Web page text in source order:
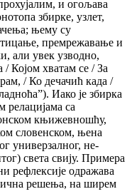
и огољава
збирке, узлет,
њему су
премрежавање и
али увек узводно,
Којом хватам се / За
/ Ко дечачић када /
Иако је збирка
релацијама са
књижевношћу,
словенском, њена
универзалног, не-
света свију. Примера
рефлексије одражава
решења, на ширем